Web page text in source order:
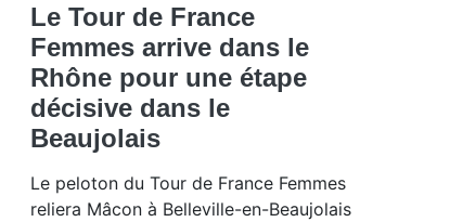
Le Tour de France
Femmes arrive dans le
Rhône pour une étape
décisive dans le
Beaujolais
Le peloton du Tour de France Femmes
reliera Mâcon à Belleville-en-Beaujolais